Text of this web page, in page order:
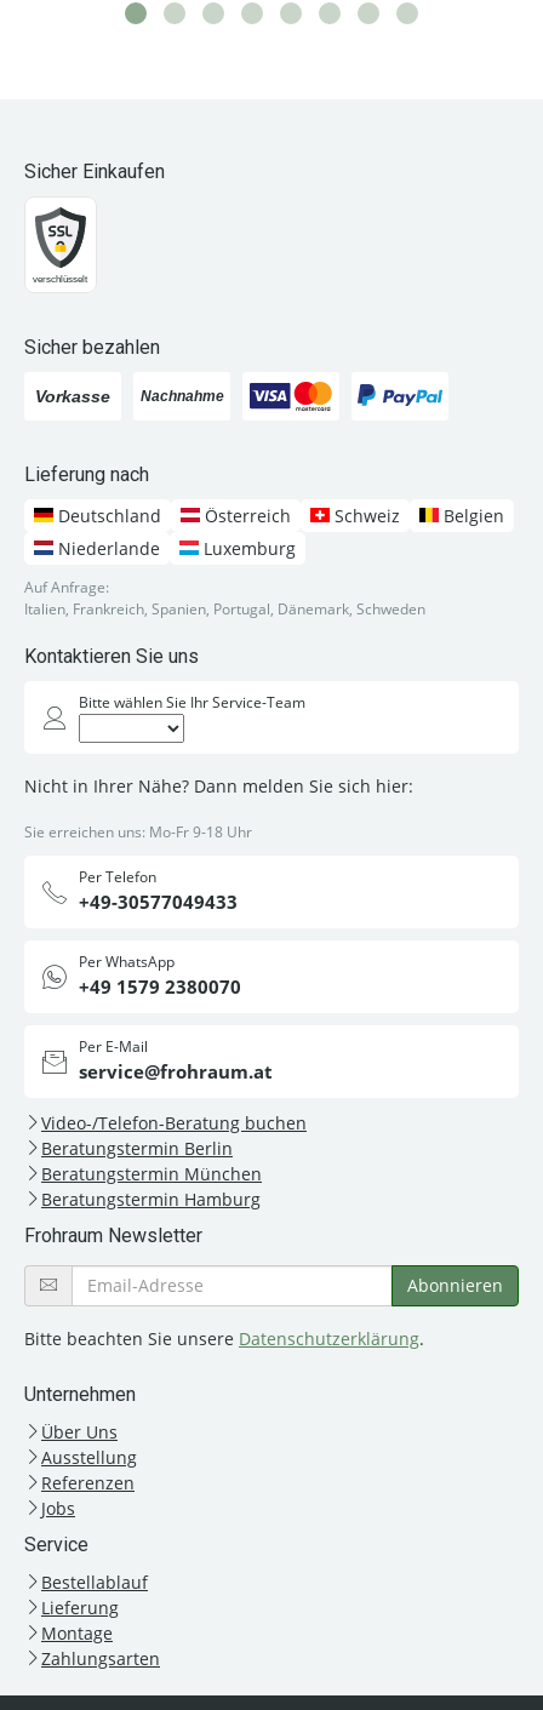
Sicher Einkaufen
Sicher bezahlen
Lieferung nach
Deutschland
Österreich Schweiz
Belgien
Niederlande
Luxemburg
Auf Anfrage:
Italien, Frankreich, Spanien, Portugal, Dänemark, Schweden
Kontaktieren Sie uns
Bitte wählen Sie Ihr Service-Team
Nicht in Ihrer Nähe? Dann melden Sie sich hier:
Sie erreichen uns: Mo-Fr 9-18 Uhr
Per Telefon
+49-30577049433
Per WhatsApp
+49 1579 2380070
Per E-Mail
service@frohraum.at
Video-/Telefon-Beratung buchen
Beratungstermin Berlin
Beratungstermin München
Beratungstermin Hamburg
Frohraum Newsletter
Bitte beachten Sie unsere Datenschutzerklärung.
Unternehmen
Über Uns
Ausstellung
Referenzen
Jobs
Service
Bestellablauf
Lieferung
Montage
Zahlungsarten